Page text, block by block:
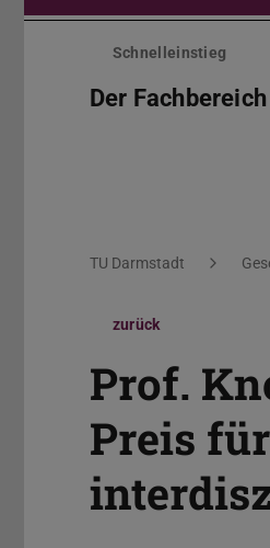
Menü
überspringenSchnelleinstieg
Der Fachbereich
Sie befinden sich hier:
TU Darmstadt
zurück
Prof.
Preis